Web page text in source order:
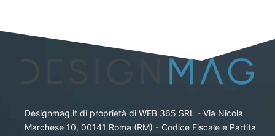
Designmag.it di proprietà di WEB 365 SRL - Via Nicola
Marchese 10, 00141 Roma (RM) - Codice Fiscale e Partita